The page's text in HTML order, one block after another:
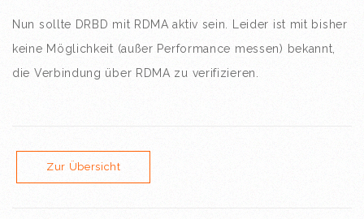
Nun sollte DRBD mit RDMA aktiv sein. Leider ist mit bisher
keine Möglichkeit (außer Performance messen) bekannt,
die Verbindung über RDMA zu verifizieren.
Zur Übersicht